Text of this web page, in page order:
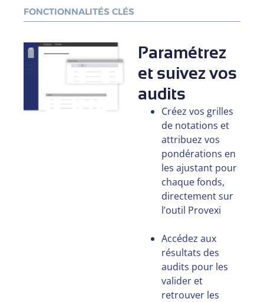
FONCTIONNALITÉS CLÉS
Paramétrez
et suivez vos
audits
Créez vos grilles
de notations et
attribuez vos
pondérations en
les ajustant pour
chaque fonds,
directement sur
l’outil Provexi
Accédez aux
résultats des
audits pour les
valider et
retrouver les